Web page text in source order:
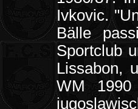
Ivkovic.
Bälle
Sportclub
Lissabon,
WM